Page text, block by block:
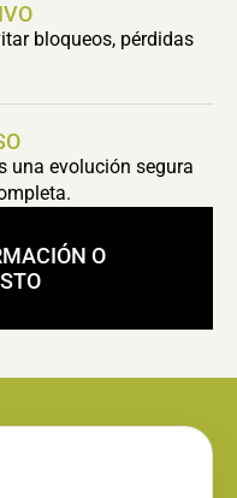
bloqueos, pérdidas
una evolución segura
O